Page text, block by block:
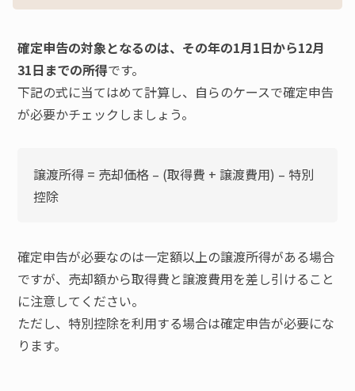
確定申告の対象となるのは、その年の1月1日から12月
31日までの所得です。
下記の式に当てはめて計算し、自らのケースで確定申告
が必要かチェックしましょう。
譲渡所得 = 売却価格 – (取得費 + 譲渡費用) – 特別
控除
確定申告が必要なのは一定額以上の譲渡所得がある場合
ですが、売却額から取得費と譲渡費用を差し引けること
に注意してください。
ただし、特別控除を利用する場合は確定申告が必要にな
ります。